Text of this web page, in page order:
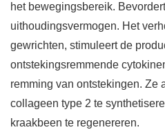
het bewegingsbereik.
uithoudingsvermogen. Het
gewrichten, stimuleert de
ontstekingsremmende
remming van ontstekingen. Ze
collageen type 2 te
kraakbeen te regenereren.